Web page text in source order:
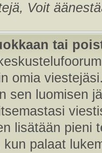
Voit
tai
omia
sen luomisen
lisätään pieni
palaat